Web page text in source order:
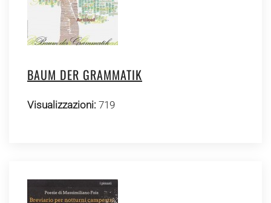
BAUM DER GRAMMATIK
Visualizzazioni: 719